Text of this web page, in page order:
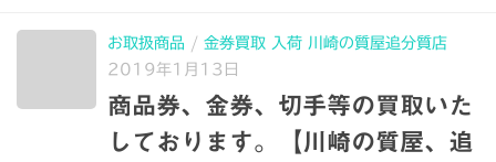
お取扱商品 / 金券買取 入荷 川崎の質屋追分質店
2019年1月13日
商品券、金券、切手等の買取いた
しております。【川崎の質屋、追